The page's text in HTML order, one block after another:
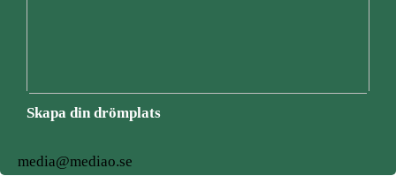
Skapa din drömplats
media@mediao.se